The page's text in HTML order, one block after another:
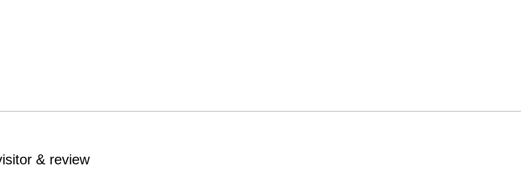
& review